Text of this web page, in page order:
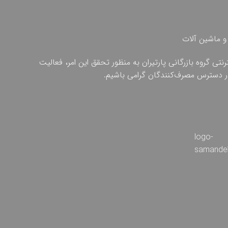
ماشین آلات
بازرگانی پارتیران به منظور تحقق این امر، فعالیت
دسترس مصرف‌کنندگان گرامی باشیم.